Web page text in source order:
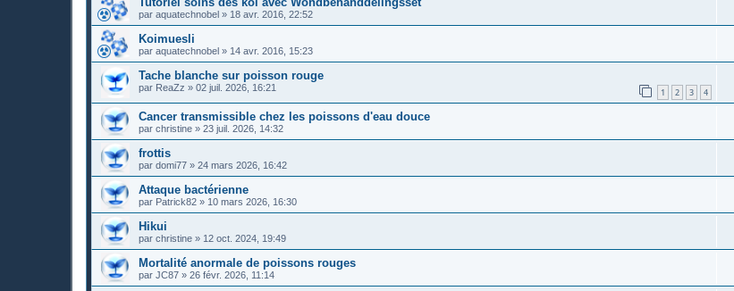
par aquatechnobel » 18 avr. 2016, 22:52
Koimuesli
par aquatechnobel » 14 avr. 2016, 15:23
Tache blanche sur poisson rouge
par ReaZz » 02 juil. 2026, 16:21 1 2 3 4
Cancer transmissible chez les poissons d'eau douce
par christine » 23 juil. 2026, 14:32
frottis
par domi77 » 24 mars 2026, 16:42
Attaque bactérienne
par Patrick82 » 10 mars 2026, 16:30
Hikui
par christine » 12 oct. 2024, 19:49
Mortalité anormale de poissons rouges
par JC87 » 26 févr. 2026, 11:14